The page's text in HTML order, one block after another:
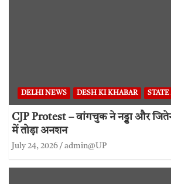
DELHI NEWS DESH KI KHABAR STATE
CJP Protest – वांगचुक ने नड्डा और
में तोड़ा अनशन
July 24, 2026 admin@UP